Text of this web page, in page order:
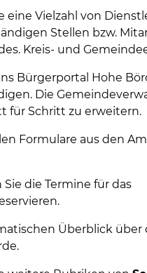
eine Vielzahl von
Stellen bzw.
Kreis- und
Bürgerportal Hohe
Die
für Schritt zu erweitern.
Formulare aus den
die Termine für das
Überblick über